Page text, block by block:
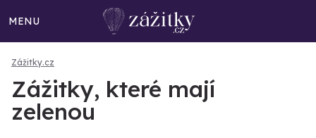
MENU
Zážitky.cz
Zážitky, které mají
zelenou